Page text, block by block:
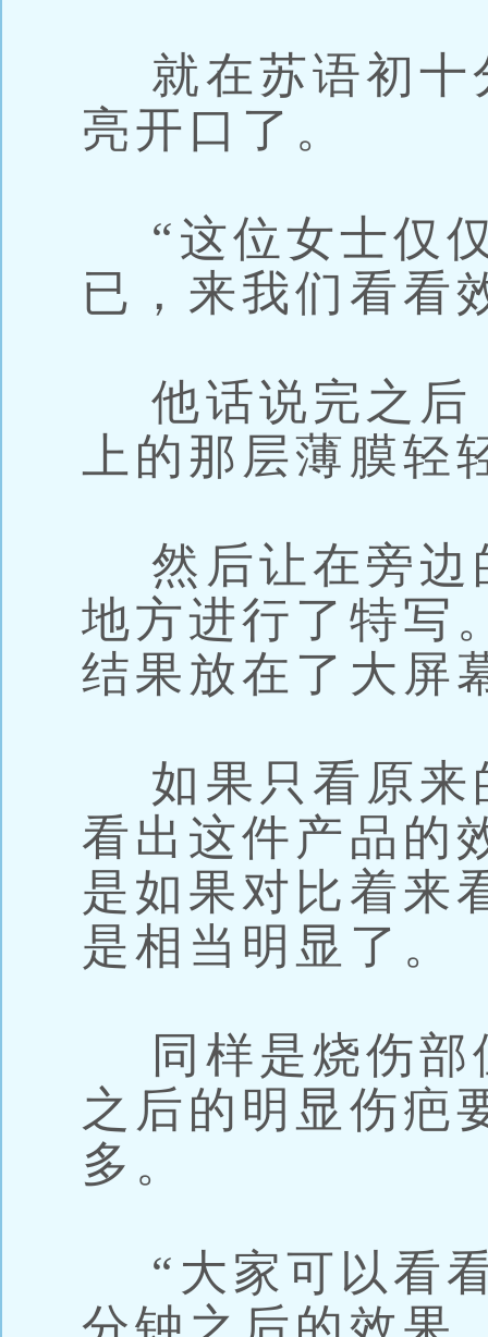
就在苏语初十
亮开口了。
“这位女士仅
已，来我们看看
他话说完之后
上的那层薄膜轻
然后让在旁边
地方进行了特写
结果放在了大屏
如果只看原来
看出这件产品的
是如果对比着来
是相当明显了。
同样是烧伤部
之后的明显伤疤
多。
“大家可以看